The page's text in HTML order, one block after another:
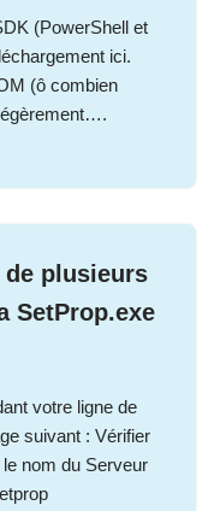
(PowerShell et
ici.
(ô combien
plusieurs
SetProp.exe
votre ligne de
suivant : Vérifier
nom du Serveur